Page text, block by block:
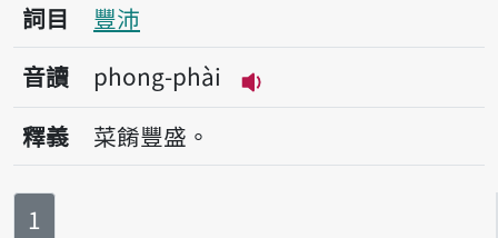
詞目
豐沛
音讀
phong-phài
播放音讀phong-phài
釋義 菜餚豐盛。
第
1